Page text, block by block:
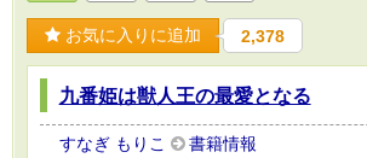
お気に入りに追加 2,378
九番姫は獣人王の最愛となる
すなぎ もりこ 書籍情報